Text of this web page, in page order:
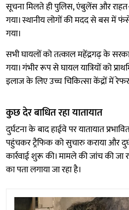
सूचना मिलते ही पुलिस, एंबुलेंस और
गया। स्थानीय लोगों की मदद से बस में फंसे
गया।
सभी घायलों को तत्काल महेंद्रगढ़ के
गया। गंभीर रूप से घायल यात्रियों को
इलाज के लिए उच्च चिकित्सा केंद्रों में
कुछ देर बाधित रहा यातायात
दुर्घटना के बाद हाईवे पर यातायात
पहुंचकर ट्रैफिक को सुचारु कराया और
कार्रवाई शुरू की। मामले की जांच की
का पता लगाया जा रहा है।